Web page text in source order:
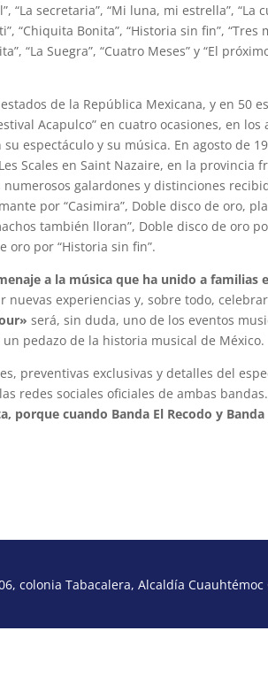
“La secretaria”, “Mi luna, mi estrella”, “La
“Chiquita Bonita”, “Historia sin fin”, “Tres
“La Suegra”, “Cuatro Meses” y “El
de la República Mexicana, y en 50
Acapulco” en cuatro ocasiones, en los
espectáculo y su música. En agosto de
Scales en Saint Nazaire, en la provincia
galardones y distinciones
por “Casimira”, Doble disco de oro,
también lloran”, Doble disco de oro
oro por “Historia sin fin”.
a la música que ha unido a familias
experiencias y, sobre todo,
será, sin duda, uno de los eventos
pedazo de la historia musical de México.
preventivas exclusivas y detalles del
redes sociales oficiales de ambas bandas.
cuando Banda El Recodo y Banda
colonia Tabacalera, Alcaldía